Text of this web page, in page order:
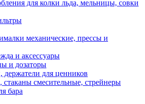
для колки льда, мельницы, совки
механические, прессы и
и аксессуары
и дозаторы
держатели для ценников
смесительные, стрейнеры
бара